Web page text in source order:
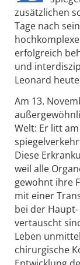
zusätzlichen
Tage nach
erfolgreich
und
Leonard
Am 13.
Welt: Er litt
Diese
weil alle
gewohnt ihre
mit einer
bei der
vertauscht
Leben
chirurgische